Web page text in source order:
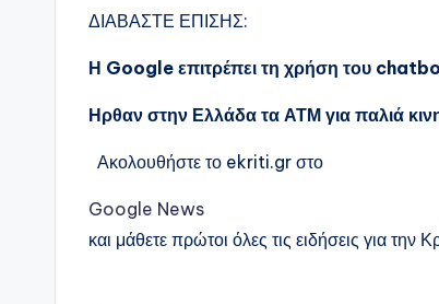
ΔΙΑΒΑΣΤΕ ΕΠΙΣΗΣ:
Η Google επιτρέπει τη χρήση του
Ηρθαν στην Ελλάδα τα ΑΤΜ για παλιά
Ακολουθήστε το ekriti.gr στο
Google News
και μάθετε πρώτοι όλες τις ειδήσεις για την